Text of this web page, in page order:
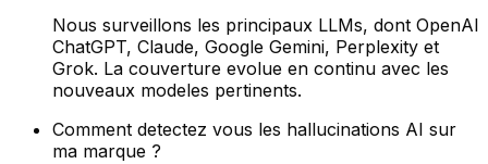
Nous surveillons les principaux LLMs, dont OpenAI
ChatGPT, Claude, Google Gemini, Perplexity et
Grok. La couverture evolue en continu avec les
nouveaux modeles pertinents.
Comment detectez vous les hallucinations AI sur
ma marque ?